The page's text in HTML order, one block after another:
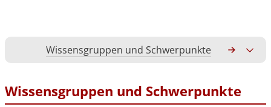
Wissensgruppen und Schwerpunkte
Wissensgruppen und Schwerpunkte